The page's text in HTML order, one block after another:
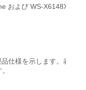
および WS-X6148X2-
仕様を示します。表 5